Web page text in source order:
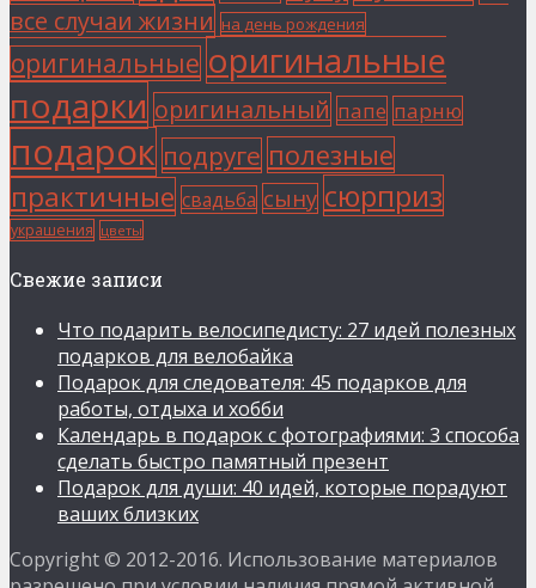
все случаи жизни на день рождения
оригинальные оригинальные
подарки оригинальный папе парню
подарок подруге полезные
практичные свадьба сыну сюрприз
украшения цветы
Свежие записи
Что подарить велосипедисту: 27 идей полезных
подарков для велобайка
Подарок для следователя: 45 подарков для
работы, отдыха и хобби
Календарь в подарок с фотографиями: 3 способа
сделать быстро памятный презент
Подарок для души: 40 идей, которые порадуют
ваших близких
Copyright © 2012-2016. Использование материалов